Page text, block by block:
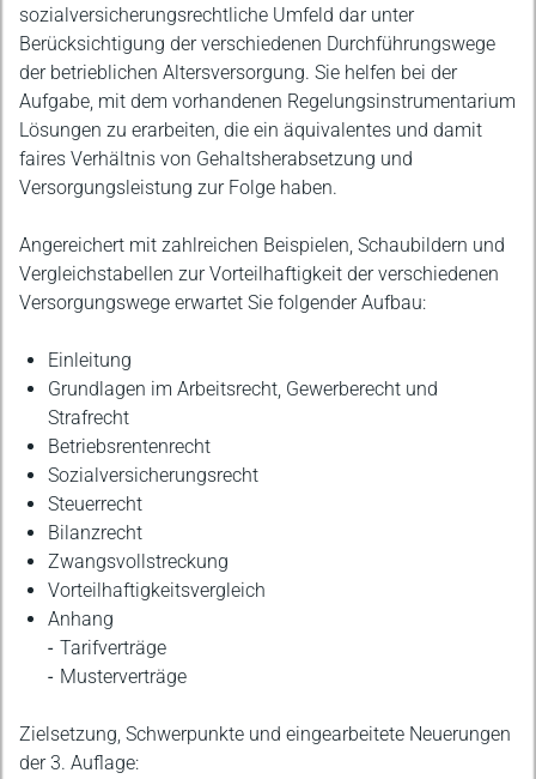
sozialversicherungsrechtliche Umfeld dar unter
Berücksichtigung der verschiedenen Durchführungswege
der betrieblichen Altersversorgung. Sie helfen bei der
Aufgabe, mit dem vorhandenen Regelungsinstrumentarium
Lösungen zu erarbeiten, die ein äquivalentes und damit
faires Verhältnis von Gehaltsherabsetzung und
Versorgungsleistung zur Folge haben.
Angereichert mit zahlreichen Beispielen, Schaubildern und
Vergleichstabellen zur Vorteilhaftigkeit der verschiedenen
Versorgungswege erwartet Sie folgender Aufbau:
Einleitung
Grundlagen im Arbeitsrecht, Gewerberecht und
Strafrecht
Betriebsrentenrecht
Sozialversicherungsrecht
Steuerrecht
Bilanzrecht
Zwangsvollstreckung
Vorteilhaftigkeitsvergleich
Anhang
Tarifverträge
Musterverträge
Zielsetzung, Schwerpunkte und eingearbeitete Neuerungen
der 3. Auflage: